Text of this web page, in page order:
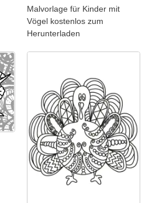
Malvorlage für Kinder mit
Vögel kostenlos zum
Herunterladen